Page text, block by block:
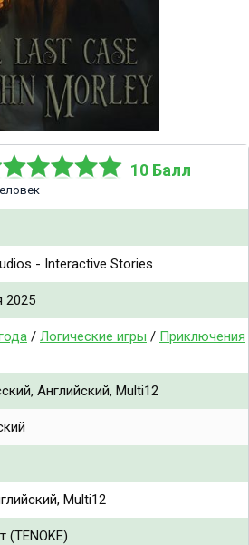
10 Балл
- Interactive Stories
2025
/ Логические игры / Приключения
Английский, Multi12
Multi12
(TENOKE)